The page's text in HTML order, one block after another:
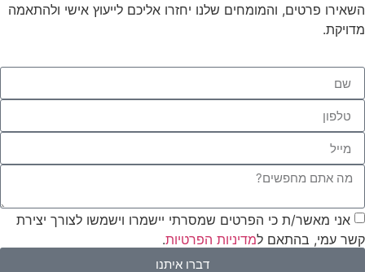
השאירו פרטים, והמומחים שלנו יחזרו אליכם לייעוץ אישי ולהתאמה
מדויקת.
אני מאשר/ת כי הפרטים שמסרתי יישמרו וישמשו לצורך יצירת
קשר עמי, בהתאם למדיניות הפרטיות.
דברו איתנו